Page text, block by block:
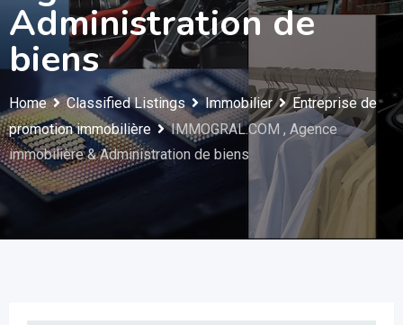
Administration de
biens
Home Classified Listings Immobilier
Entreprise de
promotion immobilière
IMMOGRAL.COM , Agence
immobilière & Administration de biens